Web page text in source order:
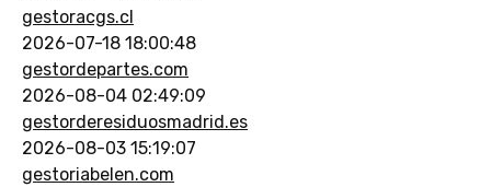
gestoracgs.cl
2026-07-18 18:00:48
gestordepartes.com
2026-08-04 02:49:09
gestorderesiduosmadrid.es
2026-08-03 15:19:07
gestoriabelen.com